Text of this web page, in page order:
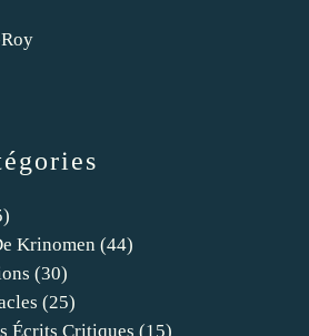
Krinomen (44)
(30)
(25)
Écrits Critiques (15)